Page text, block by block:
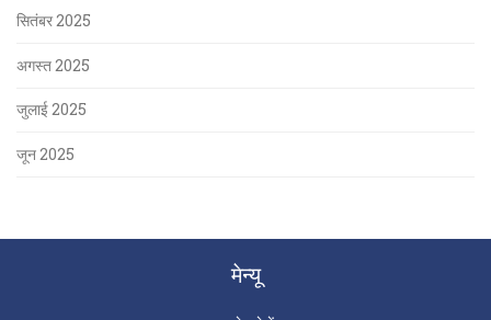
सितंबर 2025
अगस्त 2025
जुलाई 2025
जून 2025
मेन्यू